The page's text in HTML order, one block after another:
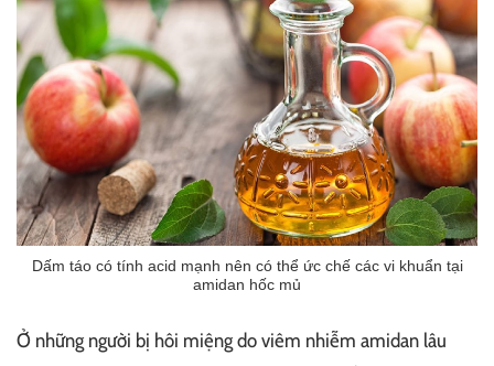
Dấm táo có tính acid mạnh nên có thể ức chế các vi khuẩn tại
amidan hốc mủ
Ở những người bị hôi miệng do viêm nhiễm amidan lâu